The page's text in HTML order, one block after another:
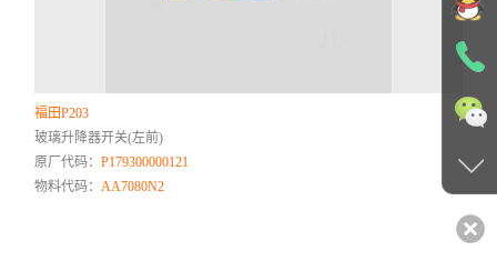
福田P203
玻璃升降器开关(左前)
原厂代码：P179300000121
物料代码：AA7080N2